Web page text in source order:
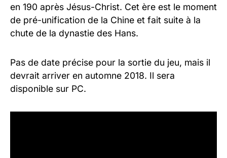
en 190 après Jésus-Christ. Cet ère est le moment
de pré-unification de la Chine et fait suite à la
chute de la dynastie des Hans.
Pas de date précise pour la sortie du jeu, mais il
devrait arriver en automne 2018. Il sera
disponible sur PC.